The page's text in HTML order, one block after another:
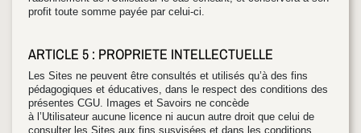
profit toute somme payée par celui-ci.
ARTICLE 5 : PROPRIETE INTELLECTUELLE
Les Sites ne peuvent être consultés et utilisés qu’à des fins
pédagogiques et éducatives, dans le respect des conditions des
présentes CGU. Images et Savoirs ne concède
à l’Utilisateur aucune licence ni aucun autre droit que celui de
consulter les Sites aux fins susvisées et dans les conditions